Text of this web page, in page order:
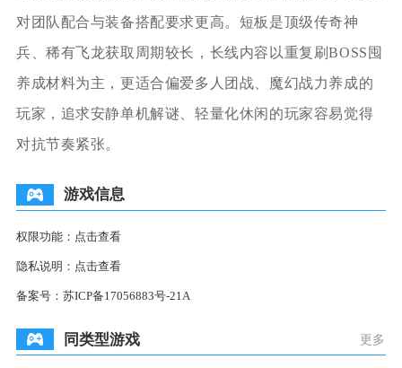
对团队配合与装备搭配要求更高。短板是顶级传奇神
兵、稀有飞龙获取周期较长，长线内容以重复刷BOSS囤
养成材料为主，更适合偏爱多人团战、魔幻战力养成的
玩家，追求安静单机解谜、轻量化休闲的玩家容易觉得
对抗节奏紧张。
游戏信息
权限功能： 点击查看
隐私说明： 点击查看
备案号： 苏ICP备17056883号-21A
同类型游戏 更多